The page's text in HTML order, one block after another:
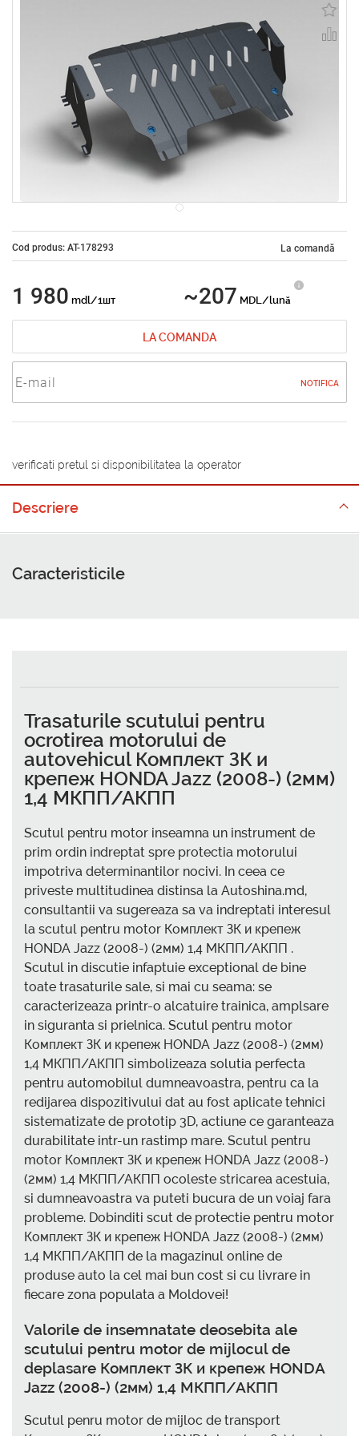
Cod produs: AT-178293 La comandă
1 980 mdl/1шт ~207 MDL/lună
LA COMANDA
NOTIFICA
verificati pretul si disponibilitatea la operator
Descriere
Caracteristicile
Trasaturile scutului pentru
ocrotirea motorului de
autovehicul Комплект ЗК и
крепеж HONDA Jazz (2008-) (2мм)
1,4 МКПП/АКПП
Scutul pentru motor inseamna un instrument de
prim ordin indreptat spre protectia motorului
impotriva determinantilor nocivi. In ceea ce
priveste multitudinea distinsa la Autoshina.md,
consultantii va sugereaza sa va indreptati interesul
la scutul pentru motor Комплект ЗК и крепеж
HONDA Jazz (2008-) (2мм) 1,4 МКПП/АКПП .
Scutul in discutie infaptuie exceptional de bine
toate trasaturile sale, si mai cu seama: se
caracterizeaza printr-o alcatuire trainica, amplsare
in siguranta si prielnica. Scutul pentru motor
Комплект ЗК и крепеж HONDA Jazz (2008-) (2мм)
1,4 МКПП/АКПП simbolizeaza solutia perfecta
pentru automobilul dumneavoastra, pentru ca la
redijarea dispozitivului dat au fost aplicate tehnici
sistematizate de prototip 3D, actiune ce garanteaza
durabilitate intr-un rastimp mare. Scutul pentru
motor Комплект ЗК и крепеж HONDA Jazz (2008-)
(2мм) 1,4 МКПП/АКПП ocoleste stricarea acestuia,
si dumneavoastra va puteti bucura de un voiaj fara
probleme. Dobinditi scut de protectie pentru motor
Комплект ЗК и крепеж HONDA Jazz (2008-) (2мм)
1,4 МКПП/АКПП de la magazinul online de
produse auto la cel mai bun cost si cu livrare in
fiecare zona populata a Moldovei!
Valorile de insemnatate deosebita ale
scutului pentru motor de mijlocul de
deplasare Комплект ЗК и крепеж HONDA
Jazz (2008-) (2мм) 1,4 МКПП/АКПП
Scutul penru motor de mijloc de transport